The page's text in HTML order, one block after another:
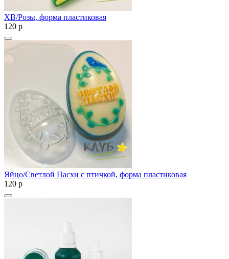
ХВ/Розы, форма пластиковая
120 p
Яйцо/Светлой Пасхи с птичкой, форма пластиковая
120 p